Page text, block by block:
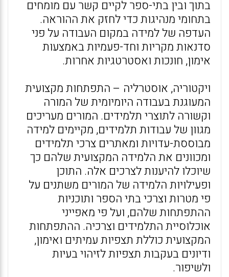
בתוך ובין בתי-ספר לקיים קשר עם מומחים
בתחומי מנהיגות כדי לחזק את ההוראה.
העדפה של למידה במקום העבודה על פני
סדנאות מקריות וחד-פעמיות באמצעות
אימון, חונכות ואסטרטגיות אחרות.
ויקטוריה, אוסטרליה – התפתחות מקצועית
המעוגנת בעבודה היומיומית של המורה
וקשורה לתוצרי תלמידים. המורים מעריכים
מגוון של עבודות תלמידים, מקיימים למידה
מבוססת-עדויות ומאתרים צרכי תלמידים
ומכוונים את הלמידה המקצועית שלהם כך
שיוכלו להיענות לצרכים אלה. התוכן
ופעילויות הלמידה של המורים משתנים על
פי מטרות וצרכי בתי הספר ותוכניות
ההתפתחות שלהם, ועל פי מאפייני
אוכלוסיית התלמידים וצרכיה. ההתפתחות
המקצועית כוללת תצפיות עמיתים ואימון,
ודיונים בעקבות תצפיות לזיהוי בעיות
ולשיפור.